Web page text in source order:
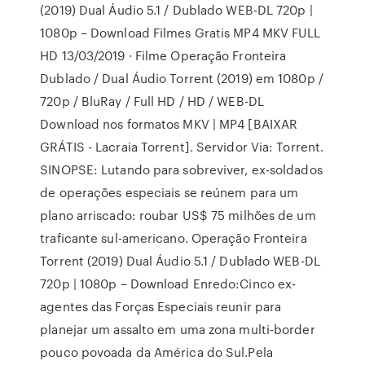
(2019) Dual Áudio 5.1 / Dublado WEB-DL 720p |
1080p – Download Filmes Gratis MP4 MKV FULL
HD 13/03/2019 · Filme Operação Fronteira
Dublado / Dual Áudio Torrent (2019) em 1080p /
720p / BluRay / Full HD / HD / WEB-DL
Download nos formatos MKV | MP4 [BAIXAR
GRÁTIS - Lacraia Torrent]. Servidor Via: Torrent.
SINOPSE: Lutando para sobreviver, ex-soldados
de operações especiais se reúnem para um
plano arriscado: roubar US$ 75 milhões de um
traficante sul-americano. Operação Fronteira
Torrent (2019) Dual Áudio 5.1 / Dublado WEB-DL
720p | 1080p – Download Enredo:Cinco ex-
agentes das Forças Especiais reunir para
planejar um assalto em uma zona multi-border
pouco povoada da América do Sul.Pela